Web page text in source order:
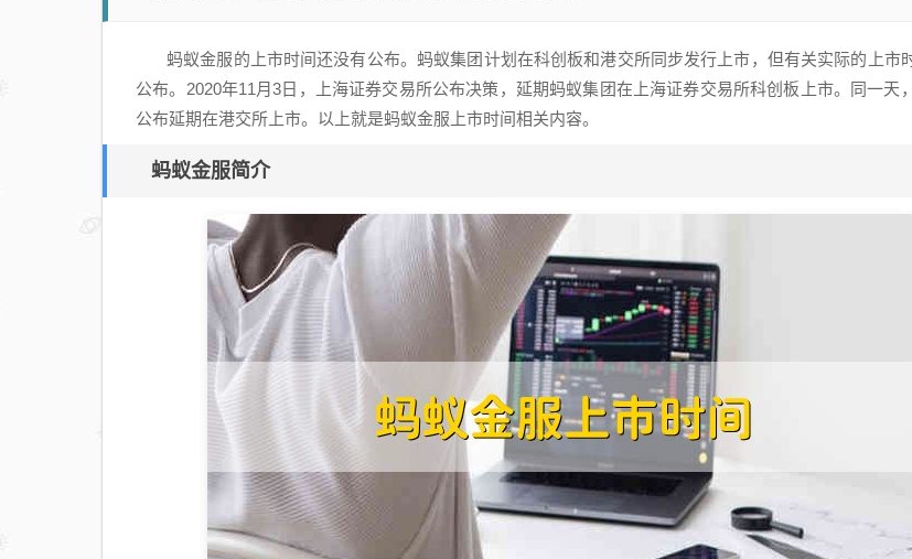
蚂蚁金服的上市时间还没有公布。蚂蚁集团计划在科创板和港交所同步发行上市，但有关实际的上市
公布。 2020年11 月3日，上海证券交易所公布决策，延期蚂蚁集团在上海证券交易所科创板上市。同一天
公布延期在港交所上市。 以上就是蚂蚁金服上市时间相关内容。
蚂蚁金服简介